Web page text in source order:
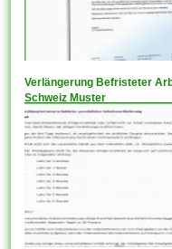
Verlängerung Befristeter
Schweiz Muster